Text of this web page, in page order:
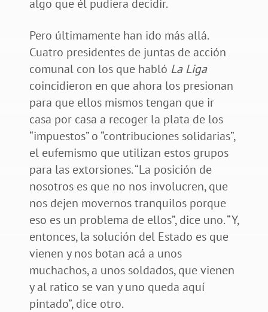
algo que él pudiera decidir.
Pero últimamente han ido más allá.
Cuatro presidentes de juntas de acción
comunal con los que habló La Liga
coincidieron en que ahora los presionan
para que ellos mismos tengan que ir
casa por casa a recoger la plata de los
“impuestos” o “contribuciones solidarias”,
el eufemismo que utilizan estos grupos
para las extorsiones. “La posición de
nosotros es que no nos involucren, que
nos dejen movernos tranquilos porque
eso es un problema de ellos”, dice uno. “Y,
entonces, la solución del Estado es que
vienen y nos botan acá a unos
muchachos, a unos soldados, que vienen
y al ratico se van y uno queda aquí
pintado”, dice otro.